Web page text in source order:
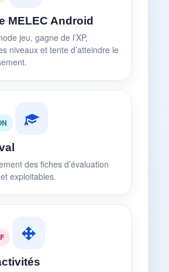
MELEC Android
jeu, gagne de l’XP,
niveaux et tente d’atteindre le
des fiches d’évaluation
exploitables.